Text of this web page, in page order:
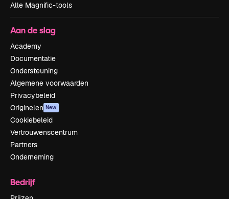
Alle Magnific-tools
Aan de slag
Academy
Documentatie
Ondersteuning
Algemene voorwaarden
Privacybeleid
Originelen New
Cookiebeleid
Vertrouwenscentrum
Partners
Onderneming
Bedrijf